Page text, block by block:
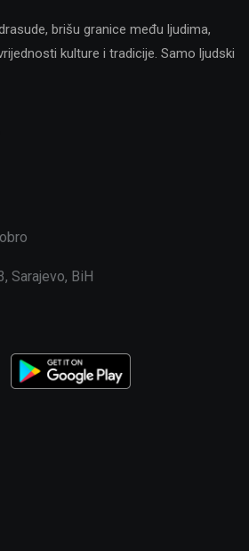
brišu granice među ljudima,
kulture i tradicije. Samo ljudski
Sarajevo, BiH